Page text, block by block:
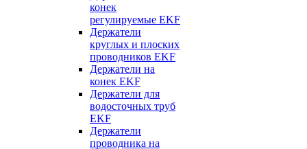
конек
регулируемые EKF
Держатели
круглых и плоских
проводников EKF
Держатели на
конек EKF
Держатели для
водосточных труб
EKF
Держатели
проводника на